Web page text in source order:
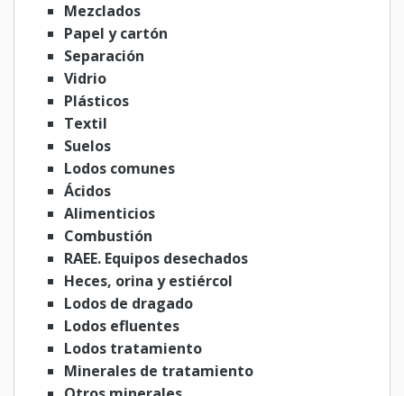
Mezclados
Papel y cartón
Separación
Vidrio
Plásticos
Textil
Suelos
Lodos comunes
Ácidos
Alimenticios
Combustión
RAEE. Equipos desechados
Heces, orina y estiércol
Lodos de dragado
Lodos efluentes
Lodos tratamiento
Minerales de tratamiento